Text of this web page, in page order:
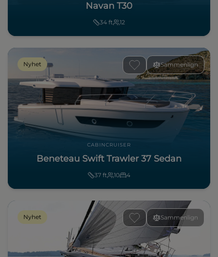
Navan T30
34 ft 12
Sammenlign
Nyhet
CABINCRUISER
Beneteau Swift Trawler 37 Sedan
37 ft 10 4
Sammenlign
Nyhet